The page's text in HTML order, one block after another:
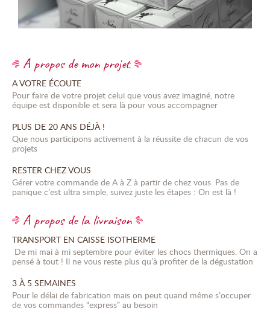
A propos de mon projet
A VOTRE ÉCOUTE
Pour faire de votre projet celui que vous avez imaginé, notre
équipe est disponible et sera là pour vous accompagner
PLUS DE 20 ANS DÉJÀ !
Que nous participons activement à la réussite de chacun de vos
projets
RESTER CHEZ VOUS
Gérer votre commande de A à Z à partir de chez vous. Pas de
panique c’est ultra simple, suivez juste les étapes : On est là !
A propos de la livraison
TRANSPORT EN CAISSE ISOTHERME
De mi mai à mi septembre pour éviter les chocs thermiques. On a
pensé à tout ! Il ne vous reste plus qu’à profiter de la dégustation
3 À 5 SEMAINES
Pour le délai de fabrication mais on peut quand même s’occuper
de vos commandes “express” au besoin